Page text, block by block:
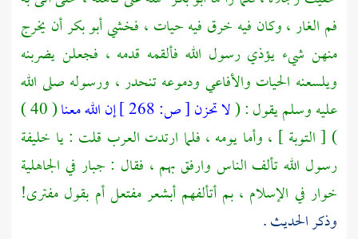
فم الغار ، وكان فيه خرق فيه حيات ، فخشيأبو بكرأن يخرج
منهن شيء يؤذي رسول الله فألقمه قدمه ، فجعلن يضربنه
ويلسعنه الحيات والأفاعي ودموعه تنحدر ، ورسوله صلى الله
عليه وسلم يقول : (لا تحزن[ص: إن الله معنا
( 40 )
) [ التوبة ] ، وأما يومه ، فلما ارتدت العرب قلت : يا خليفة
رسول الله تألف الناس وارفق بهم ، فقال : جبار في الجاهلية
خوار في الإسلام ، بم أتألفهم أبشعر مفتعل أم بقول مفترى!
وذكر الحديث .